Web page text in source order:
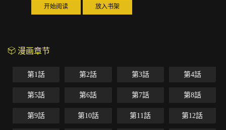
开始阅读 放入书架
漫画章节
第1話 第2話 第3話 第4話
第5話 第6話 第7話 第8話
第9話 第10話 第11話 第12話